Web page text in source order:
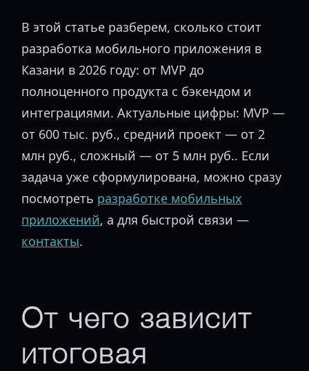
В этой статье разберем, сколько стоит
разработка мобильного приложения в
Казани в 2026 году: от MVP до
полноценного продукта с бэкендом и
интеграциями. Актуальные цифры: MVP —
от 600 тыс. руб., средний проект — от 2
млн руб., сложный — от 5 млн руб.. Если
задача уже сформулирована, можно сразу
посмотреть разработке мобильных
приложений, а для быстрой связи —
контакты.
От чего зависит
итоговая